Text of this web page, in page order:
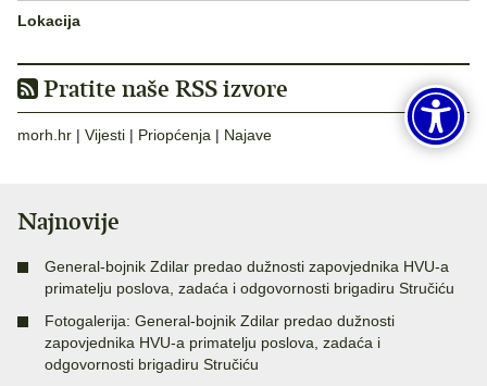
Lokacija
Pratite naše RSS izvore
morh.hr | Vijesti | Priopćenja | Najave
Najnovije
General-bojnik Zdilar predao dužnosti zapovjednika HVU-a
primatelju poslova, zadaća i odgovornosti brigadiru Stručiću
Fotogalerija: General-bojnik Zdilar predao dužnosti
zapovjednika HVU-a primatelju poslova, zadaća i
odgovornosti brigadiru Stručiću